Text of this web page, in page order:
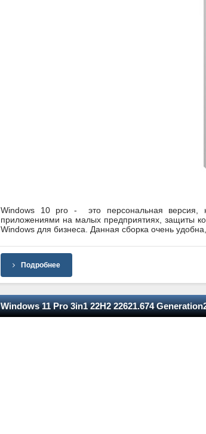
Windows 10 pro - это персональная версия,
приложениями на малых предприятиях, защиты
Windows для бизнеса. Данная сборка очень
Подробнее
Windows 11 Pro 3in1 22H2 22621.674